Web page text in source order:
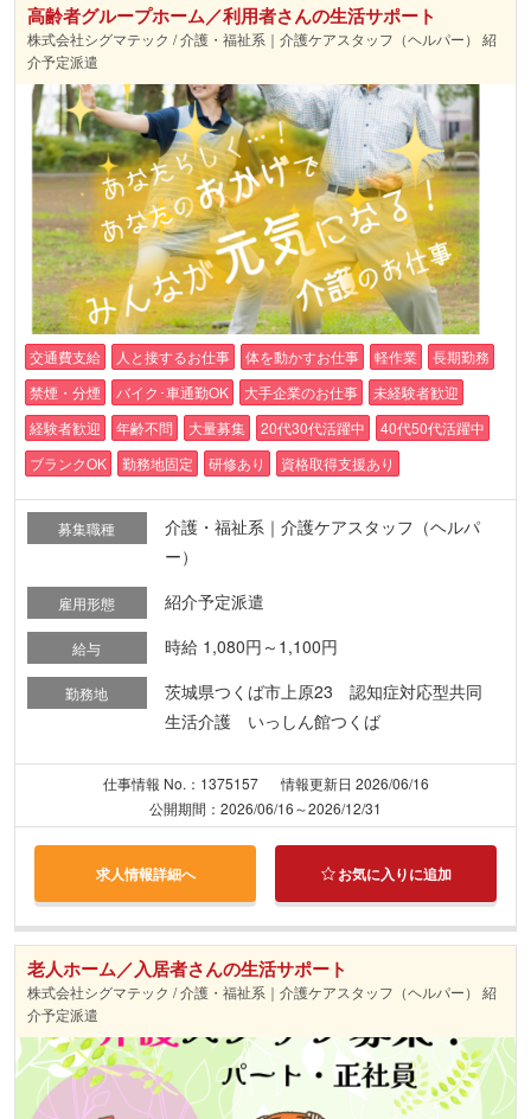
高齢者グループホーム／利用者さんの生活サポート
株式会社シグマテック / 介護・福祉系｜介護ケアスタッフ（ヘルパー） 紹
介予定派遣
交通費支給 人と接するお仕事 体を動かすお仕事 軽作業
長期勤務
禁煙・分煙
バイク･車通勤OK 大手企業のお仕事
未経験者歓迎
経験者歓迎
年齢不問 大量募集 20代30代活躍中
40代50代活躍中
ブランクOK
勤務地固定 研修あり 資格取得支援あり
募集職種
介護・福祉系｜介護ケアスタッフ（ヘルパ
ー）
雇用形態 紹介予定派遣
給与 時給 1,080円～1,100円
勤務地
茨城県つくば市上原23 認知症対応型共同
生活介護 いっしん館つくば
仕事情報 No.：1375157
情報更新日 2026/06/16
公開期間：2026/06/16～2026/12/31
求人情報詳細へ お気に入りに追加
老人ホーム／入居者さんの生活サポート
株式会社シグマテック / 介護・福祉系｜介護ケアスタッフ（ヘルパー） 紹
介予定派遣